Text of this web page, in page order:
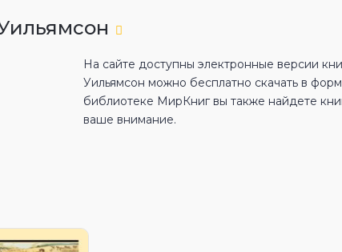
На сайте доступны электронные версии
Уильямсон можно бесплатно скачать в
библиотеке МирКниг вы также найдете
ваше внимание.